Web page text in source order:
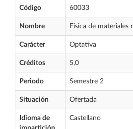
Código 60033
Nombre Física de materiales
Carácter Optativa
Créditos 5,0
Periodo Semestre 2
Situación Ofertada
Idioma de
Castellano